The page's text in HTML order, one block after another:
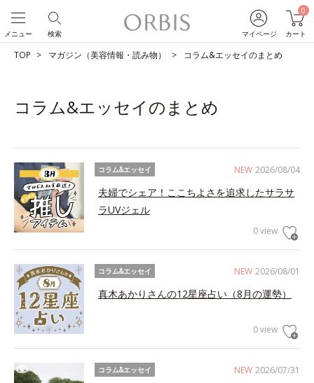
マイページ
0
カート
検索
メニュー
TOP マガジン（美容情報・読み物） コラム&エッセイのまとめ
コラム&エッセイのまとめ
NEW 2026/08/04
コラム&エッセイ
夫婦でシェア！ここちよさを追求したサラサ
ラUVジェル
0 view
NEW 2026/08/01
コラム&エッセイ
真木あかりさんの12星座占い（8月の運勢）
0 view
NEW 2026/07/31
コラム&エッセイ